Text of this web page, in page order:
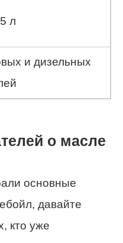
л
и дизельных
о масле
основные
давайте
кто уже